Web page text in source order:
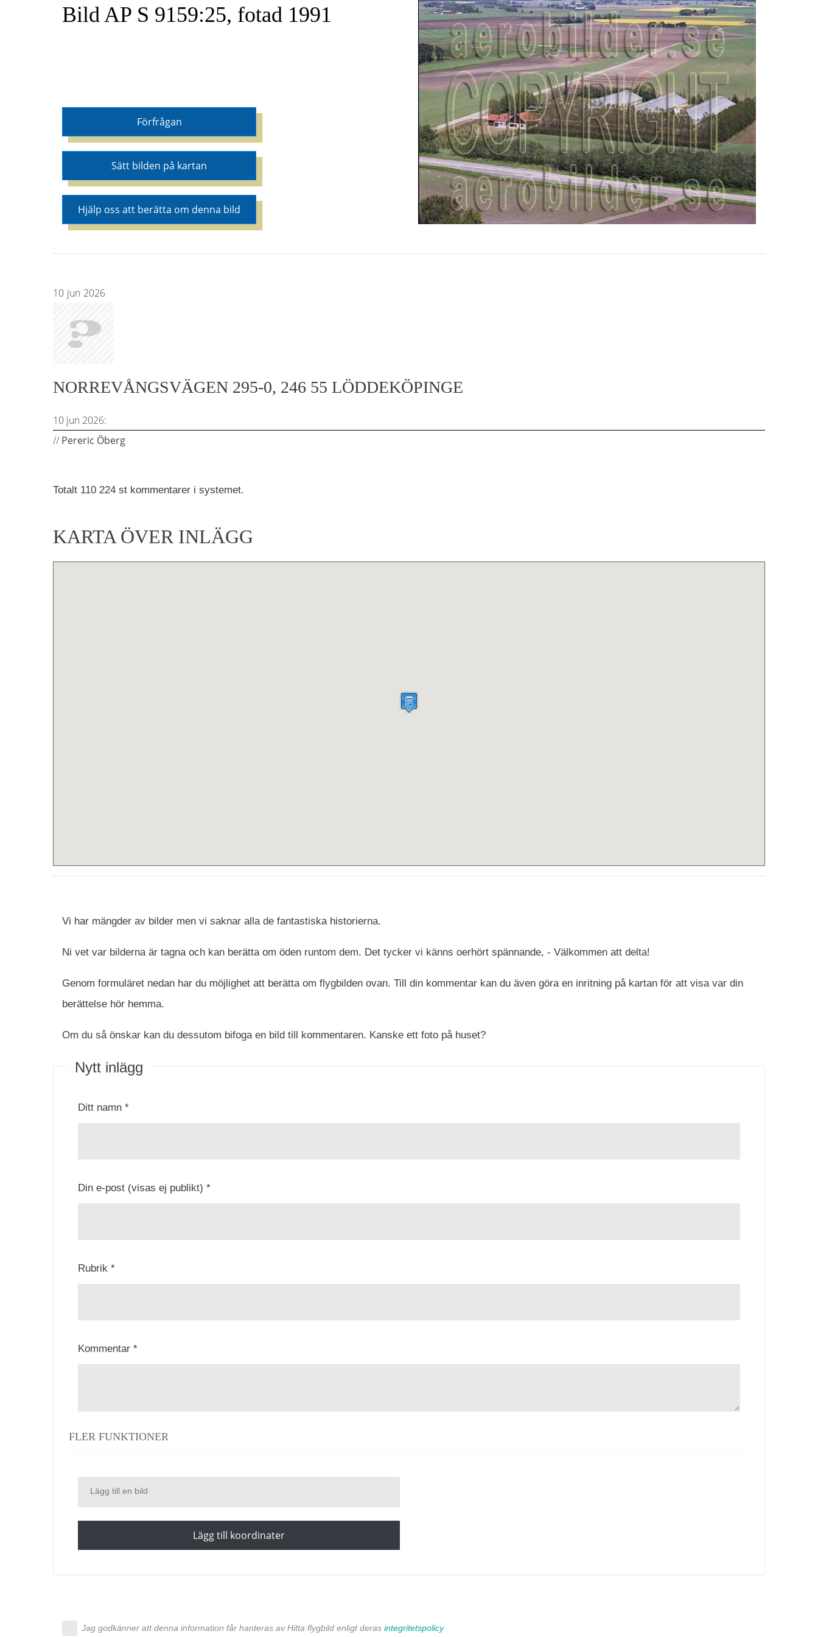
Bild AP S 9159:25, fotad 1991
Förfrågan
Sätt bilden på kartan
Hjälp oss att berätta om denna bild
Totalt 110 224 st kommentarer i systemet.
KARTA ÖVER INLÄGG
10 jun 2026
NORREVÅNGSVÄGEN 295-0, 246 55 LÖDDEKÖPINGE
10 jun 2026:
// Pereric Öberg
Vi har mängder av bilder men vi saknar alla de fantastiska historierna.
Ni vet var bilderna är tagna och kan berätta om öden runtom dem. Det tycker vi känns oerhört spännande, - Välkommen att delta!
Genom formuläret nedan har du möjlighet att berätta om flygbilden ovan. Till din kommentar kan du även göra en inritning på kartan för att visa var din
berättelse hör hemma.
Om du så önskar kan du dessutom bifoga en bild till kommentaren. Kanske ett foto på huset?
Nytt inlägg
Ditt namn *
Din e-post (visas ej publikt) *
Rubrik *
Kommentar *
FLER FUNKTIONER
Lägg till en bild
Lägg till koordinater
Jag godkänner att denna information får hanteras av Hitta flygbild enligt deras integritetspolicy